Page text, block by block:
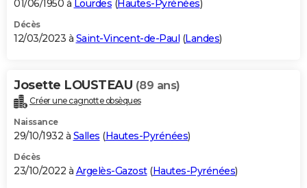
01/06/1950 à Lourdes (Hautes-Pyrénées)
Décès
12/03/2023 à Saint-Vincent-de-Paul (Landes)
Josette LOUSTEAU (89 ans)
Créer une cagnotte obsèques
Naissance
29/10/1932 à Salles (Hautes-Pyrénées)
Décès
23/10/2022 à Argelès-Gazost(Hautes-Pyrénées)